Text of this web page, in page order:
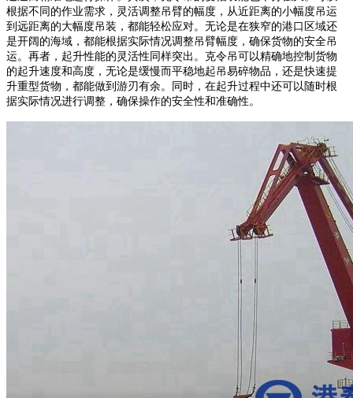
根据不同的作业需求，灵活调整吊臂的幅度，从近距离的小幅度吊运
到远距离的大幅度吊装，都能轻松应对。无论是在狭窄的港口区域还
是开阔的海域，都能根据实际情况调整吊臂幅度，确保货物的安全吊
运。再者，起升性能的灵活性同样突出。克令吊可以精确地控制货物
的起升速度和高度，无论是缓慢而平稳地起吊易碎物品，还是快速提
升重型货物，都能做到游刃有余。同时，在起升过程中还可以随时根
据实际情况进行调整，确保操作的安全性和准确性。